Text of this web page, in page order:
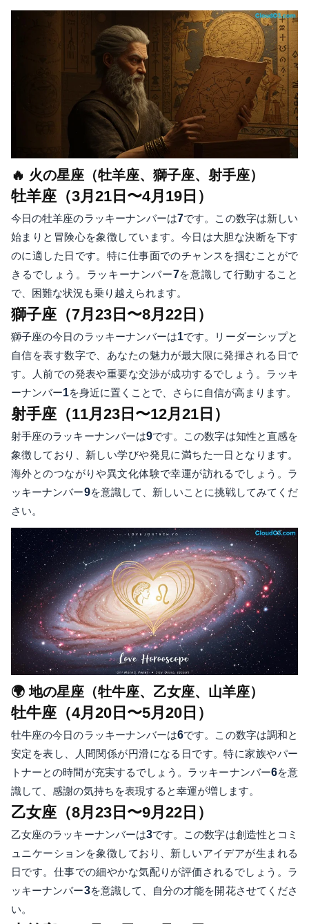
🔥 火の星座（牡羊座、獅子座、射手座）
牡羊座（3月21日〜4月19日）
今日の牡羊座のラッキーナンバーは7です。この数字は新しい
始まりと冒険心を象徴しています。今日は大胆な決断を下す
のに適した日です。特に仕事面でのチャンスを掴むことがで
きるでしょう。ラッキーナンバー7を意識して行動すること
で、困難な状況も乗り越えられます。
獅子座（7月23日〜8月22日）
獅子座の今日のラッキーナンバーは1です。リーダーシップと
自信を表す数字で、あなたの魅力が最大限に発揮される日で
す。人前での発表や重要な交渉が成功するでしょう。ラッキ
ーナンバー1を身近に置くことで、さらに自信が高まります。
射手座（11月23日〜12月21日）
射手座のラッキーナンバーは9です。この数字は知性と直感を
象徴しており、新しい学びや発見に満ちた一日となります。
海外とのつながりや異文化体験で幸運が訪れるでしょう。ラ
ッキーナンバー9を意識して、新しいことに挑戦してみてくだ
さい。
🌍 地の星座（牡牛座、乙女座、山羊座）
牡牛座（4月20日〜5月20日）
牡牛座の今日のラッキーナンバーは6です。この数字は調和と
安定を表し、人間関係が円滑になる日です。特に家族やパー
トナーとの時間が充実するでしょう。ラッキーナンバー6を意
識して、感謝の気持ちを表現すると幸運が増します。
乙女座（8月23日〜9月22日）
乙女座のラッキーナンバーは3です。この数字は創造性とコミ
ュニケーションを象徴しており、新しいアイデアが生まれる
日です。仕事での細やかな気配りが評価されるでしょう。ラ
ッキーナンバー3を意識して、自分の才能を開花させてくださ
い。